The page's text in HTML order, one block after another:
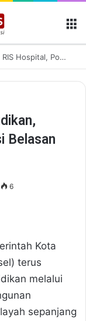
Jasa Raharja Perkuat Sinergi dengan RS RIS Hospital, Polres Tangerang Selatan, dan BPJS Ketenagakerjaan dalam Sosialisasi Keterjaminan Korban Kecelakaan Lalu Lintas
Belasan
6
Kota
terus
melalui
sepanjang